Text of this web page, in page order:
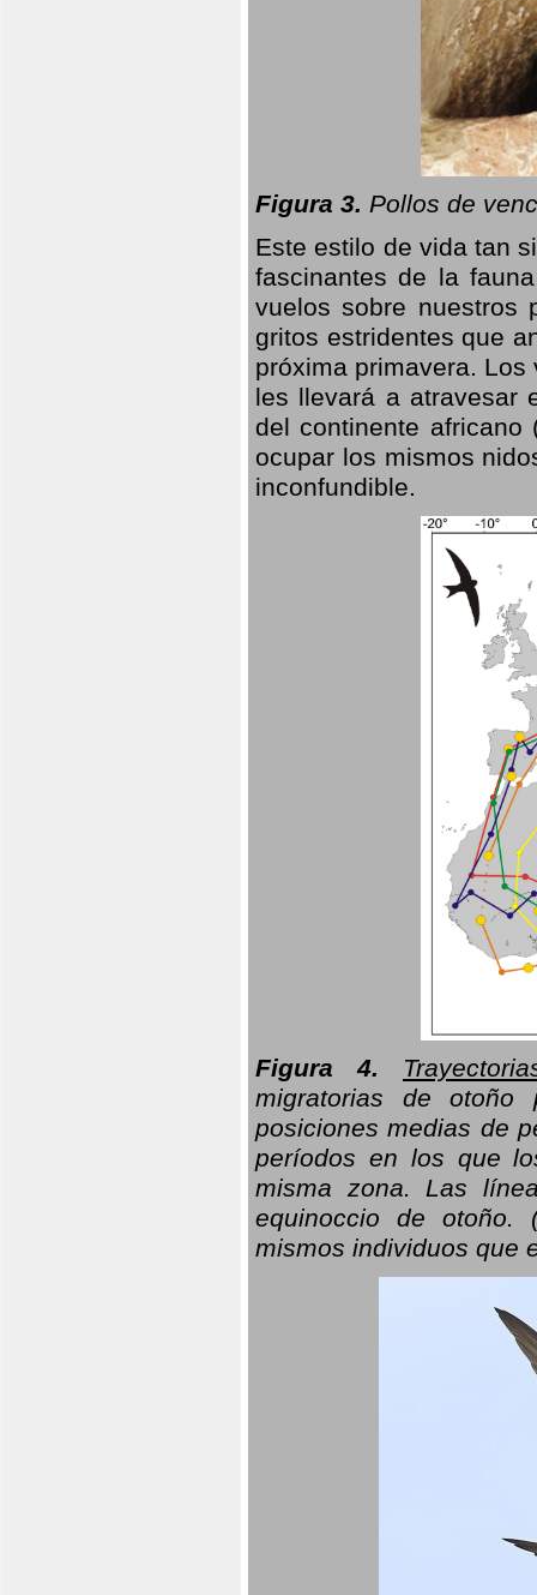
Figura 3. Pollos de
Este estilo de vida tan
fascinantes de la
vuelos sobre nuestros
gritos estridentes que
próxima primavera.
les llevará a atravesar
del continente
ocupar los mismos
inconfundible.
Figura 4.
migratorias de otoño
posiciones medias de
períodos en los que
misma zona. Las
equinoccio de otoño.
mismos individuos que